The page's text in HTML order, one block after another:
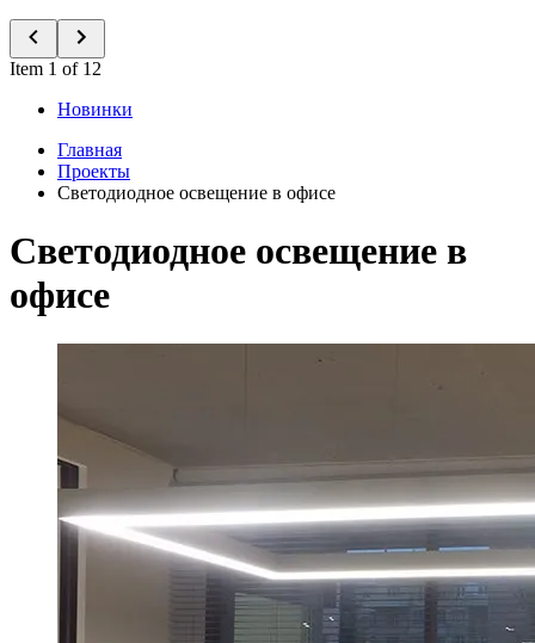
Item 1 of 12
Новинки
Главная
Проекты
Светодиодное освещение в офисе
Светодиодное освещение в
офисе